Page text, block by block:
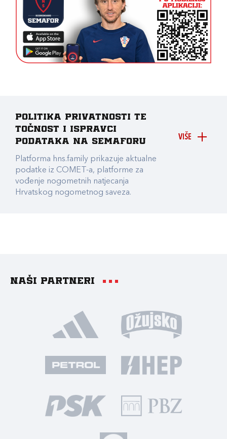
VIŠE
Politika privatnosti te
točnost i ispravci
podataka na Semaforu
Platforma hns.family prikazuje aktualne
podatke iz COMET-a, platforme za
vođenje nogometnih natjecanja
Hrvatskog nogometnog saveza.
Naši partneri